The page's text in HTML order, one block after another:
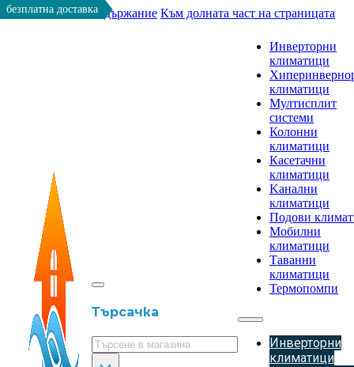
Към основното съдържание Към долната част на страницата
Търсачка
Търсене
Инверторни
климатици
климатици
Мултисплит
системи
Колонни
климатици
Касетачни
климатици
Kанални
климатици
Подови
Мобилни
климатици
Таванни
климатици
Термопомпи
Инверторни
климатици
безплатна доставка